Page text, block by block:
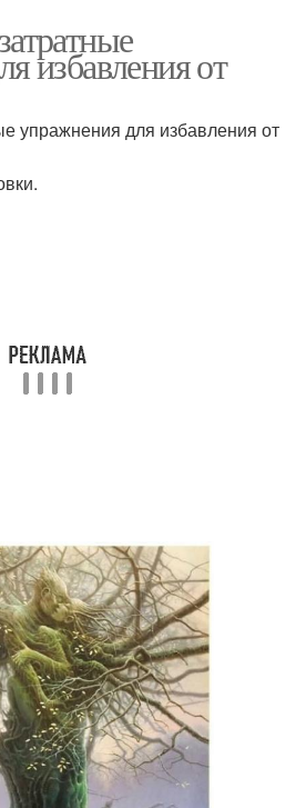
избавления от
упражнения для избавления от